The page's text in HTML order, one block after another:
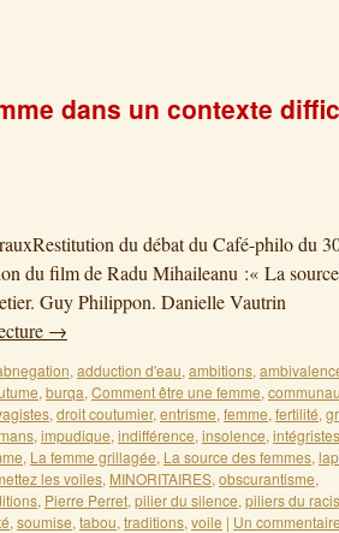
dans un contexte
du débat du Café-philo du
du film de Radu Mihaileanu :« La
Guy Philippon. Danielle Vautrin
→
, adduction d'eau, ambitions,
, burqa, Comment être une femme,
, droit coutumier, entrisme, femme, fertilité,
, impudique, indifférence, insolence, intégristes
, La femme grillagée, La source des femmes,
les voiles, MINORITAIRES, obscurantisme,
, Pierre Perret, pilier du silence, piliers du
, soumise, tabou, traditions, voile | Un commentaire